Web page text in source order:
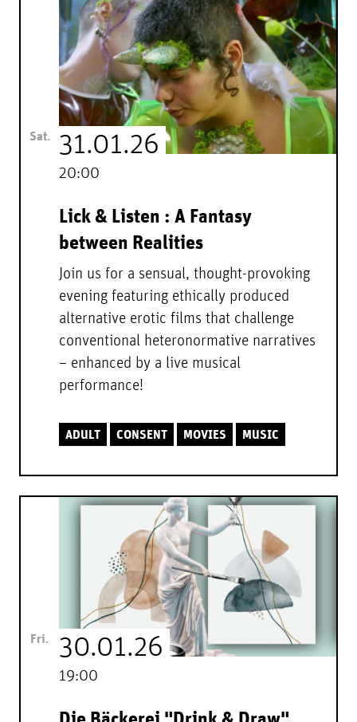
Sat. 31.01.26
20:00
Lick & Listen : A Fantasy
between Realities
Join us for a sensual, thought-provoking
evening featuring ethically produced
alternative erotic films that challenge
conventional heteronormative narratives
– enhanced by a live musical
performance!
ADULT CONSENT MOVIES MUSIC
Fri. 30.01.26
19:00